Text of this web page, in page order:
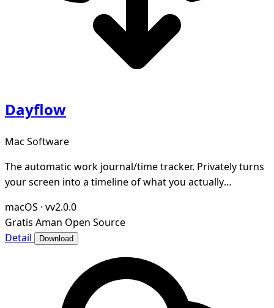
Dayflow
Mac Software
The automatic work journal/time tracker. Privately turns
your screen into a timeline of what you actually
macOS · vv2.0.0
Gratis Aman Open Source
Detail
Download